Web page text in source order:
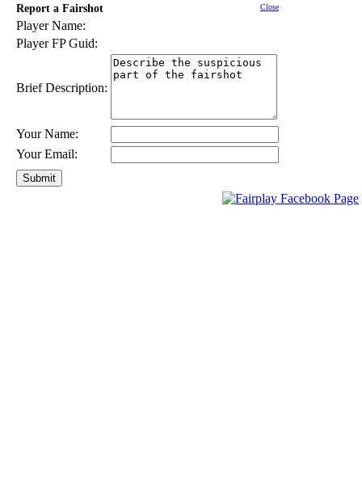
Report a Fairshot Close
Player Name:
Player FP Guid:
Brief Description:
Your Name:
Your Email: